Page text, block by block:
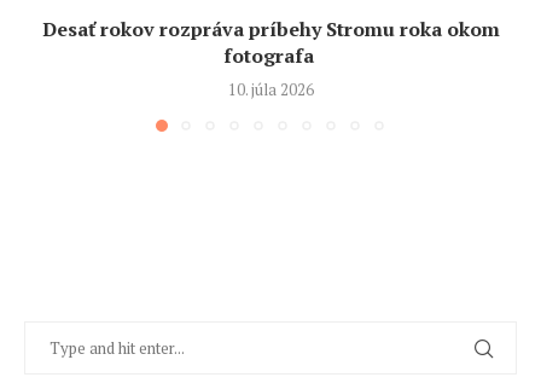
Desať rokov rozpráva príbehy Stromu roka okom
fotografa
10. júla 2026